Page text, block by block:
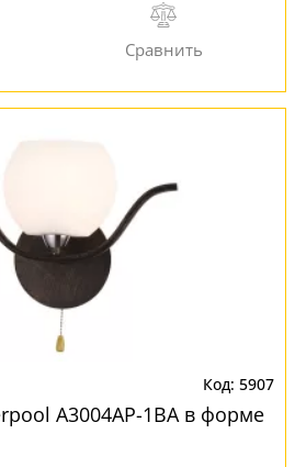
5907
A3004AP-1BA в форме